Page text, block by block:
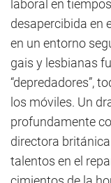
laboral en
desapercibida en
en un entorno
gais y lesbianas
“depredadores”,
los móviles. Un
profundamente
directora
talentos en el